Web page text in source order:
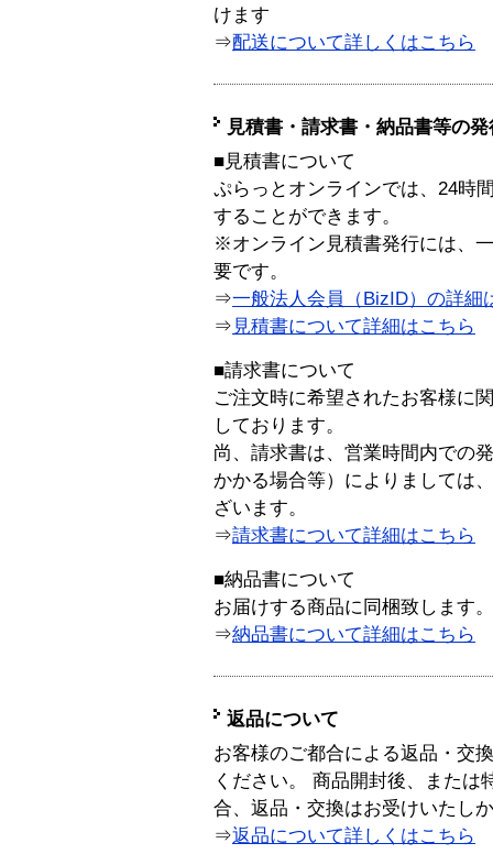
けます
⇒配送について詳しくはこちら
見積書・請求書・納品書等の
■見積書について
ぷらっとオンラインでは、24時
することができます。
※オンライン見積書発行には、
要です。
⇒一般法人会員（BizID）の詳細
⇒ 見積書について詳細はこちら
■請求書について
ご注文時に希望されたお客様に
しております。
尚、請求書は、営業時間内での
かかる場合等）によりましては
ざいます。
⇒請求書について詳細はこちら
■納品書について
お届けする商品に同梱致します。
⇒納品書について詳細はこちら
返品について
お客様のご都合による返品・交
ください。 商品開封後、または
合、返品・交換はお受けいたし
⇒返品について詳しくはこちら